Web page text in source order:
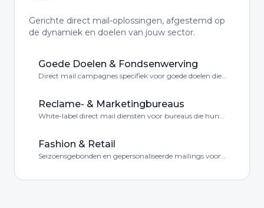
Gerichte direct mail-oplossingen, afgestemd op
de dynamiek en doelen van jouw sector.
Goede Doelen & Fondsenwerving
Direct mail campagnes specifiek voor goede doelen die
Reclame- & Marketingbureaus
White-label direct mail diensten voor bureaus die hun
Fashion & Retail
Seizoensgebonden en gepersonaliseerde mailings voor